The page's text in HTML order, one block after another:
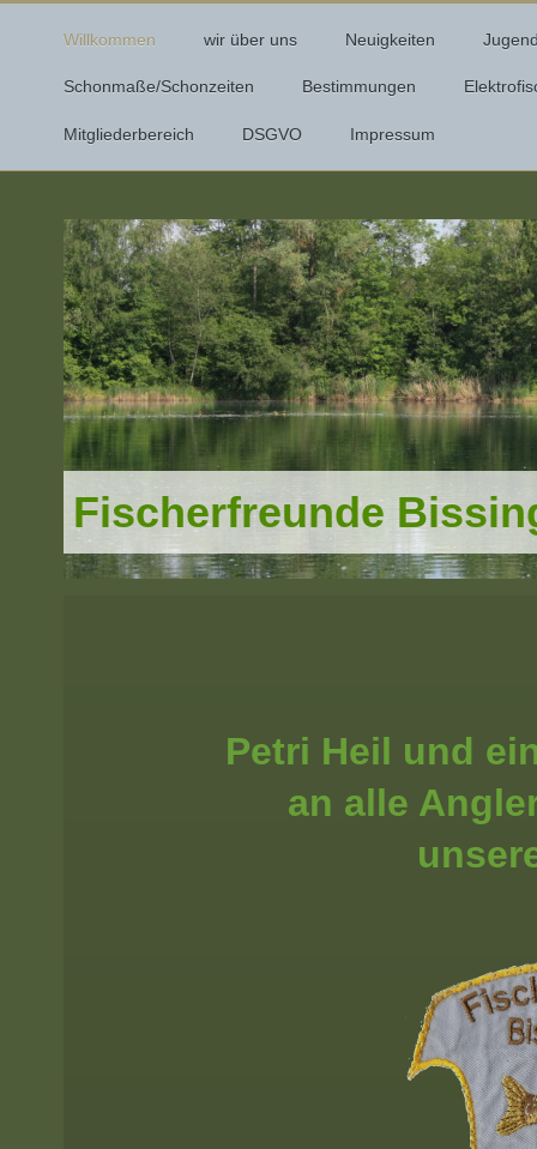
Willkommen wir über uns Neuigkeiten
Schonmaße/Schonzeiten Bestimmungen
Mitgliederbereich DSGVO Impressum
Fischerfreunde
Petri Heil und
an alle